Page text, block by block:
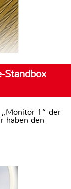
Standbox
1“ der
haben den